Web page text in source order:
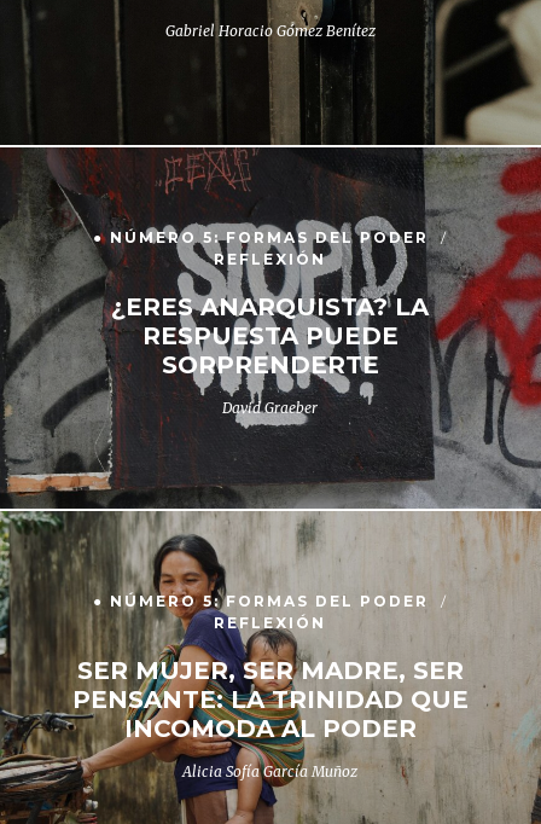
Gabriel Horacio Gómez Benítez
● NÚMERO 5: FORMAS DEL PODER
REFLEXIÓN
¿ERES ANARQUISTA? LA
RESPUESTA PUEDE
SORPRENDERTE
David Graeber
● NÚMERO 5: FORMAS DEL PODER
REFLEXIÓN
SER MUJER, SER MADRE, SER
PENSANTE: LA TRINIDAD QUE
INCOMODA AL PODER
Alicia Sofía García Muñoz